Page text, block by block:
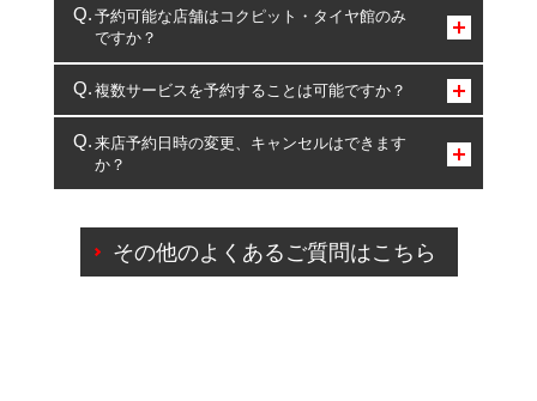
予約可能な店舗はコクピット・タイヤ館のみ
ですか？
コクピット・タイヤ館のみとなります。
複数サービスを予約することは可能ですか？
複数サービスのご予約は可能です。
一部の商品・サービスの組み合わせに限り、同時にご予約が
出来ないものもございます。
来店予約日時の変更、キャンセルはできます
か？
ご来店予約日の3営業日前を過ぎている場合のご予約
の日時変更につきましては、直接ご予約の店舗まで
その他のよくあるご質問はこちら